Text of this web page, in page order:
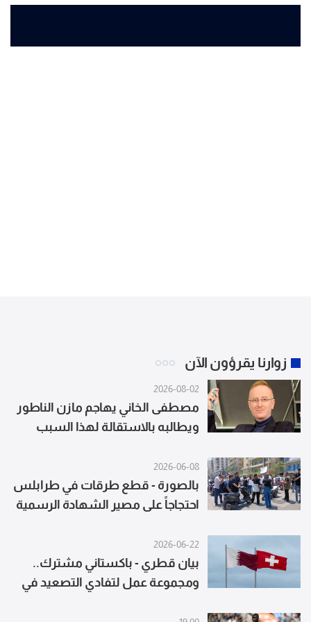
زوارنا يقرؤون الآن
2026-08-02
مصطفى الخاني يهاجم مازن الناطور
ويطالبه بالاستقالة لهذا السبب
2026-06-08
بالصورة - قطع طرقات في طرابلس
احتجاجاً على مصير الشهادة الرسمية
2026-06-22
بيان قطري - باكستاني مشترك..
ومجموعة عمل لتفادي التصعيد في